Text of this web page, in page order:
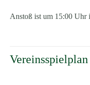
Anstoß ist um 15:00 Uhr
Vereinsspielplan